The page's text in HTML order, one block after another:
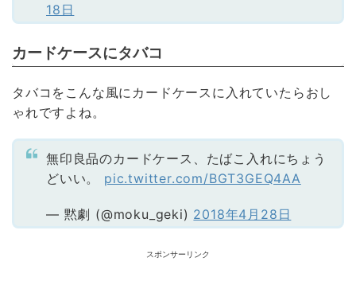
18日
カードケースにタバコ
タバコをこんな風にカードケースに入れていたらおし
ゃれですよね。
無印良品のカードケース、たばこ入れにちょう
どいい。 pic.twitter.com/BGT3GEQ4AA
— 黙劇 (@moku_geki) 2018年4月28日
スポンサーリンク